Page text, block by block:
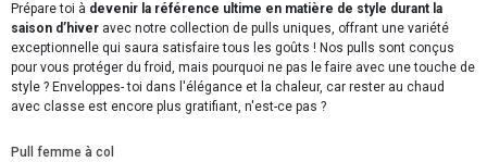
Prépare toi à devenir la référence ultime en matière de style durant la
saison d’hiver avec notre collection de pulls uniques, offrant une variété
exceptionnelle qui saura satisfaire tous les goûts ! Nos pulls sont conçus
pour vous protéger du froid, mais pourquoi ne pas le faire avec une touche de
style ? Enveloppes- toi dans l'élégance et la chaleur, car rester au chaud
avec classe est encore plus gratifiant, n'est-ce pas ?
Pull femme à col